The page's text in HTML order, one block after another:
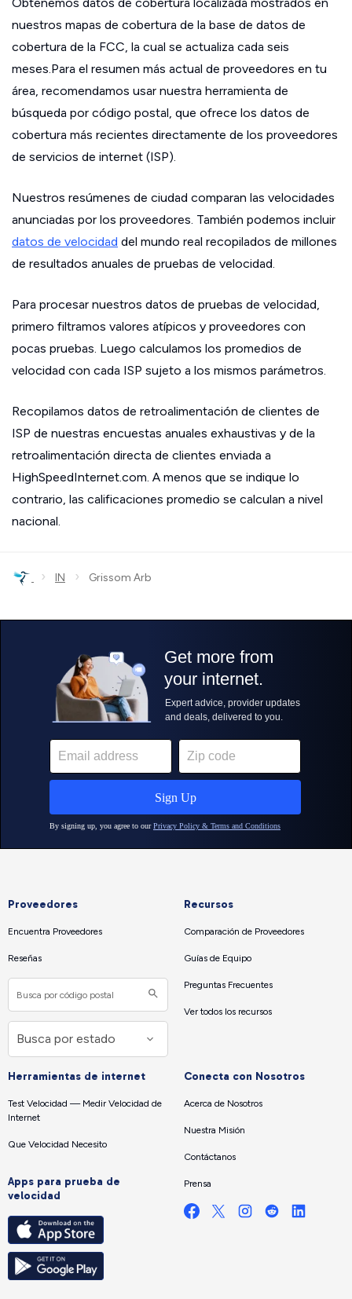
nuestros mapas de cobertura de la base de datos de
cobertura de la FCC, la cual se actualiza cada seis
meses.Para el resumen más actual de proveedores en tu
área, recomendamos usar nuestra herramienta de
búsqueda por código postal, que ofrece los datos de
cobertura más recientes directamente de los proveedores
de servicios de internet (ISP).
Nuestros resúmenes de ciudad comparan las velocidades
anunciadas por los proveedores. También podemos incluir
datos de velocidad del mundo real recopilados de millones
de resultados anuales de pruebas de velocidad.
Para procesar nuestros datos de pruebas de velocidad,
primero filtramos valores atípicos y proveedores con
pocas pruebas. Luego calculamos los promedios de
velocidad con cada ISP sujeto a los mismos parámetros.
Recopilamos datos de retroalimentación de clientes de
ISP de nuestras encuestas anuales exhaustivas y de la
retroalimentación directa de clientes enviada a
HighSpeedInternet.com. A menos que se indique lo
contrario, las calificaciones promedio se calculan a nivel
nacional.
› IN › Grissom Arb
Proveedores
Encuentra Proveedores
Reseñas
Recursos
Comparación de Proveedores
Guías de Equipo
Preguntas Frecuentes
Ver todos los recursos
Herramientas de internet
Test Velocidad — Medir Velocidad de
Internet
Que Velocidad Necesito
Apps para prueba de
velocidad
Conecta con Nosotros
Acerca de Nosotros
Nuestra Misión
Contáctanos
Prensa